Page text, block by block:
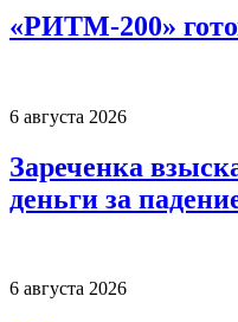
«РИТМ-200»
6 августа 2026
Зареченка
деньги за
6 августа 2026